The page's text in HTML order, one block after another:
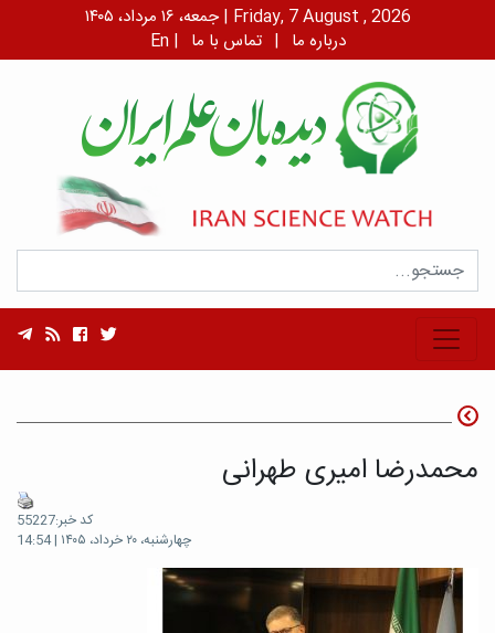
جمعه، ۱۶ مرداد، ۱۴۰۵ | Friday, 7 August , 2026
En | درباره ما | تماس با ما
محمدرضا امیری طهرانی
کد خبر:55227
چهارشنبه، ۲۰ خرداد، ۱۴۰۵ | 14:54